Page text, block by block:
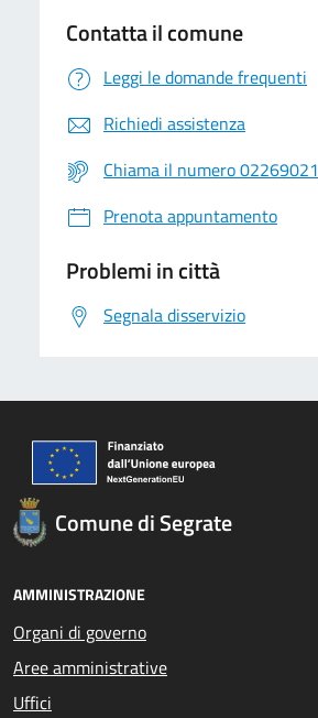
Contatta il comune
Leggi le domande frequenti
Richiedi assistenza
Chiama il numero 02269021
Prenota appuntamento
Problemi in città
Segnala disservizio
Comune di Segrate
AMMINISTRAZIONE
Organi di governo
Aree amministrative
Uffici